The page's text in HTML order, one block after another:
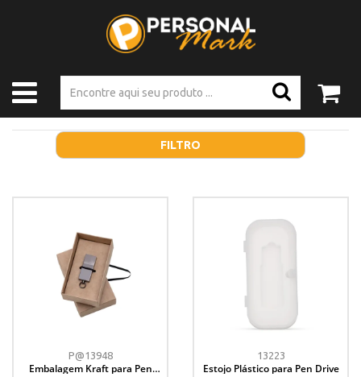
FILTRO
P@13948
Embalagem Kraft para Pen
13223
Estojo Plástico para Pen Drive